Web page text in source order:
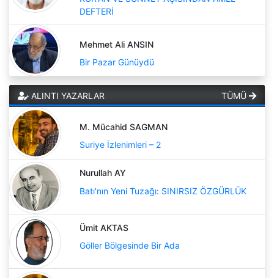
DEFTERİ
Mehmet Ali ANSIN
Bir Pazar Günüydü
ALINTI YAZARLAR TÜMÜ
M. Mücahid SAGMAN
Suriye İzlenimleri – 2
Nurullah AY
Batı'nın Yeni Tuzağı: SINIRSIZ ÖZGÜRLÜK
Ümit AKTAS
Göller Bölgesinde Bir Ada